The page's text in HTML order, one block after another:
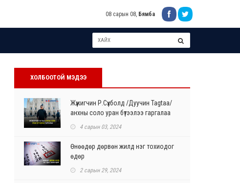
08 сарын 08, Бямба
ХОЛБООТОЙ МЭДЭЭ
Жүжигчин Р.Сүхболд /Дуучин Tagtaa/
анхны соло уран бүтээлээ гаргалаа
4 сарын 03, 2024
Өнөөдөр дөрвөн жилд нэг тохиодог
өдөр
2 сарын 29, 2024